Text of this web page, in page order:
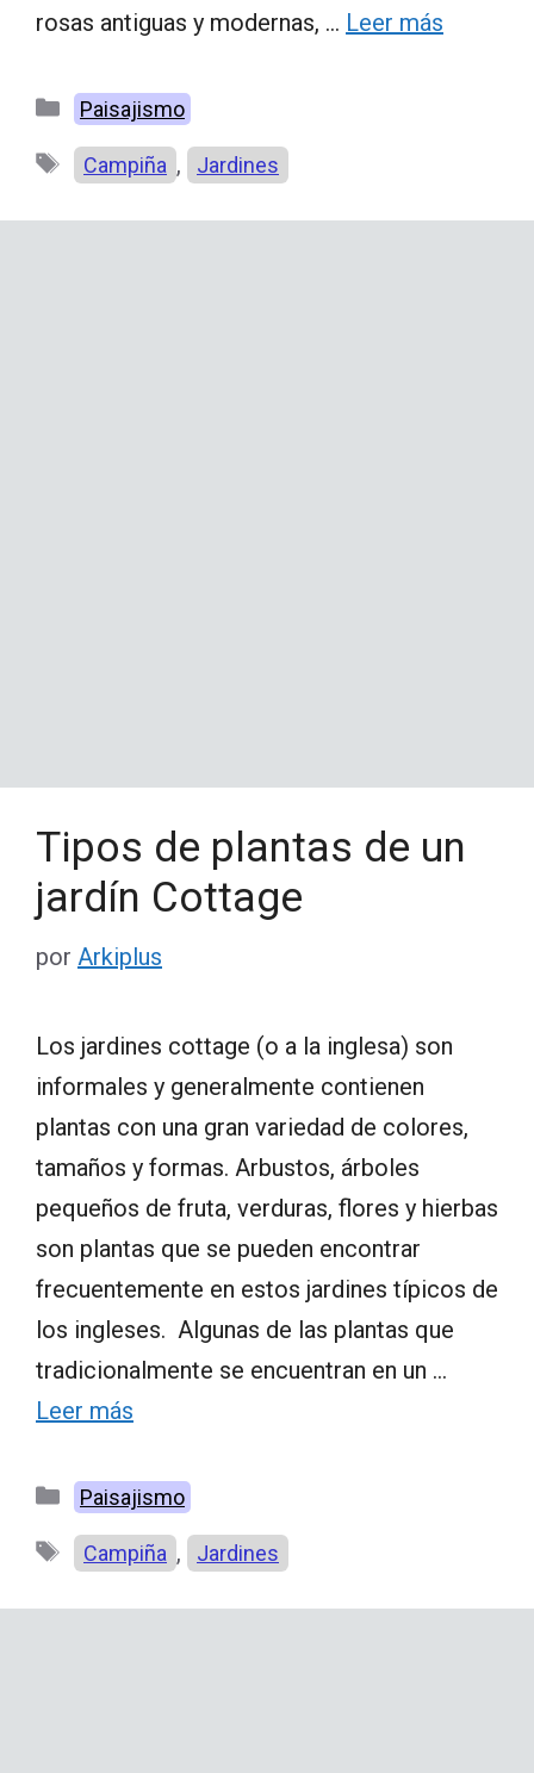
rosas antiguas y modernas, … Leer más
Categorías
Paisajismo
Etiquetas
Campiña , Jardines
Tipos de plantas de un
jardín Cottage
por Arkiplus
Los jardines cottage (o a la inglesa) son
informales y generalmente contienen
plantas con una gran variedad de colores,
tamaños y formas. Arbustos, árboles
pequeños de fruta, verduras, flores y hierbas
son plantas que se pueden encontrar
frecuentemente en estos jardines típicos de
los ingleses. Algunas de las plantas que
tradicionalmente se encuentran en un …
Leer más
Categorías
Paisajismo
Etiquetas
Campiña , Jardines